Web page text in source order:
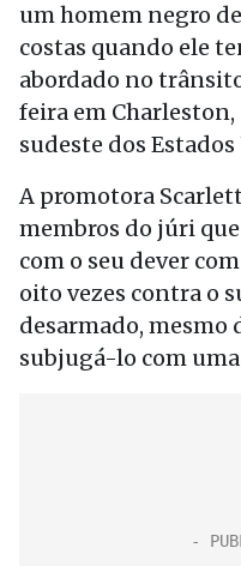
um homem negro
costas quando ele
abordado no
feira em
sudeste dos
A promotora
membros do júri
com o seu dever
oito vezes contra o
desarmado, mesmo
subjugá-lo com